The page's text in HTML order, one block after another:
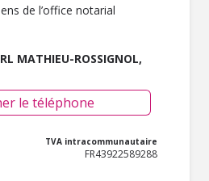
de l’office notarial
MATHIEU-ROSSIGNOL,
le téléphone
TVA intracommunautaire
FR43922589288